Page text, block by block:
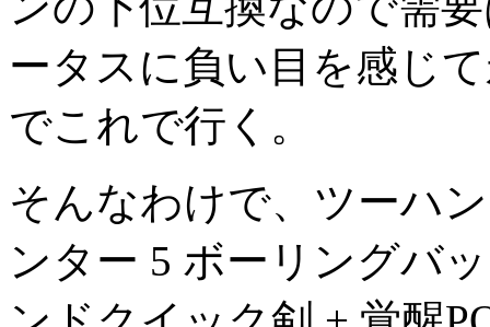
ータスに負い目を感じ
でこれで行く。
そんなわけで、ツーハ
ンター 5 ボーリングバ